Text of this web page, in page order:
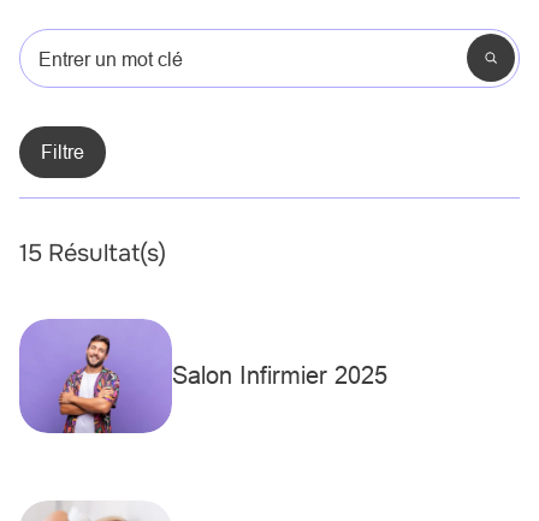
Entrer un mot clé
15 Résultat(s)
Salon Infirmier 2025